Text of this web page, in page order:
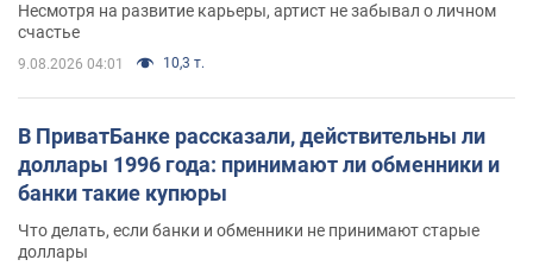
Несмотря на развитие карьеры, артист не забывал о личном
счастье
9.08.2026 04:01 10,3 т.
В ПриватБанке рассказали, действительны ли
доллары 1996 года: принимают ли обменники и
банки такие купюры
Что делать, если банки и обменники не принимают старые
доллары